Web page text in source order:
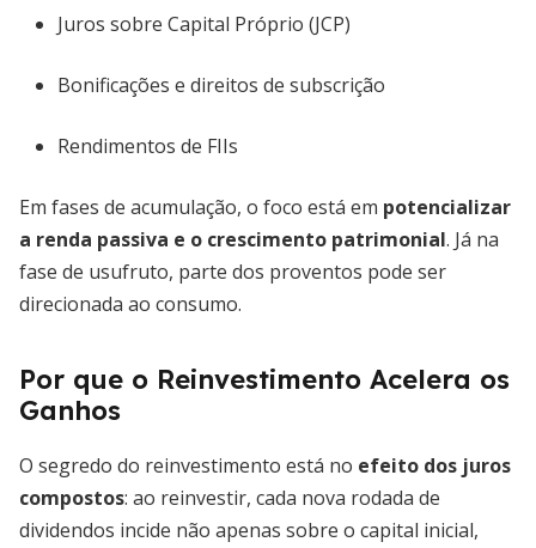
Juros sobre Capital Próprio (JCP)
Bonificações e direitos de subscrição
Rendimentos de FIIs
Em fases de acumulação, o foco está em potencializar
a renda passiva e o crescimento patrimonial. Já na
fase de usufruto, parte dos proventos pode ser
direcionada ao consumo.
Por que o Reinvestimento Acelera os
Ganhos
O segredo do reinvestimento está no efeito dos juros
compostos: ao reinvestir, cada nova rodada de
dividendos incide não apenas sobre o capital inicial,